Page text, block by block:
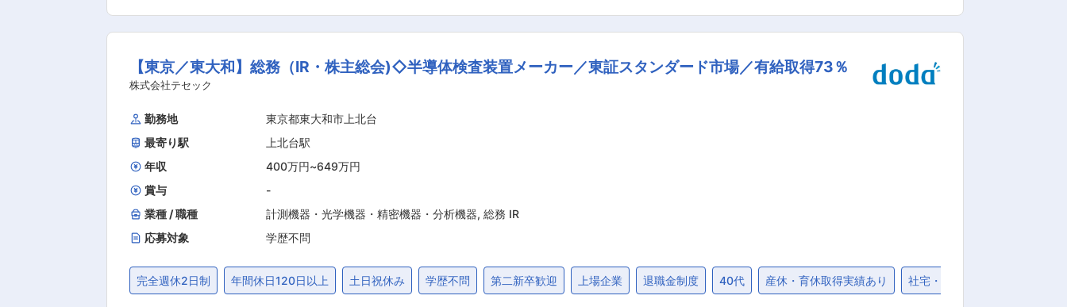
んでいただける方
高校
【東京／東大和】総務（IR・株主総会)◇半導体検査装置メーカー／東証スタンダード市場／有給取得73％
株式会社テセック
勤務地
東京都東大和市上北台
最寄り駅
上北台駅
年収
400万円~649万円
賞与
-
業種 / 職種
計測機器・光学機器・精密機器・分析機器, 総務 IR
応募対象
学歴不問
完全週休2日制 年間休日120日以上 土日祝休み 学歴不問 第二新卒歓迎 上場企業 退職金制度 40代 産休・育休取得実績あり 社宅・家賃補助制度